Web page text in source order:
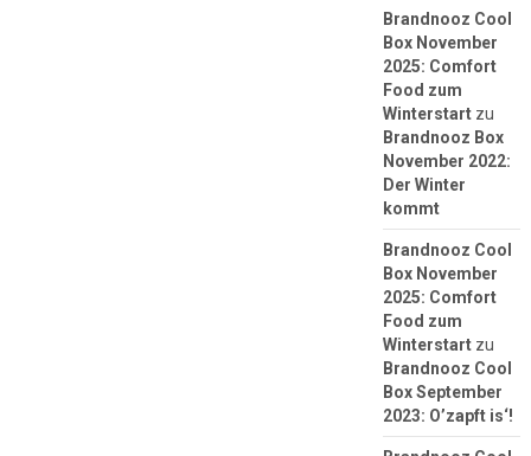
Brandnooz Cool
Box November
2025: Comfort
Food zum
Winterstartzu
Brandnooz Box
November 2022:
Der Winter
kommt
Brandnooz Cool
Box November
2025: Comfort
Food zum
Winterstartzu
Brandnooz Cool
Box September
2023: O’zapft is‘!